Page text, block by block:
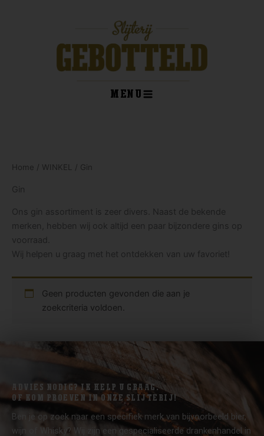
MENU
Home / WINKEL / Gin
Gin
Ons gin assortiment is zeer divers. Naast de bekende
merken, hebben wij ook altijd een paar bijzondere gins op
voorraad.
Wij helpen u graag met het ontdekken van uw favoriet!
Geen producten gevonden die aan je
zoekcriteria voldoen.
ADVIES NODIG? IK HELP U GRAAG.
OF KOM PROEVEN IN ONZE SLIJTERIJ!
Ben je op zoek naar een specifiek merk van bijvoorbeeld bier,
wijn of Whisky? Wij zijn een gespecialiseerde drankenhandel in